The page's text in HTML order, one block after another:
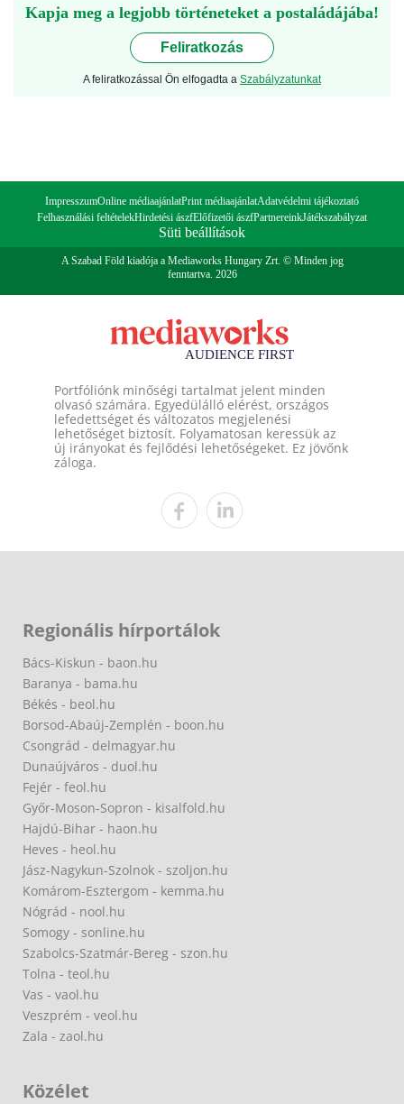
Kapja meg a legjobb történeteket a postaládájába!
Feliratkozás
A feliratkozással Ön elfogadta a Szabályzatunkat
ImpresszumOnline médiaajánlatPrint médiaajánlatAdatvédelmi tájékoztató
Felhasználási feltételekHirdetési ászfElőfizetői ászfPartnereinkJátékszabályzat
Süti beállítások
A Szabad Föld kiadója a Mediaworks Hungary Zrt. © Minden jog
fenntartva. 2026
Portfóliónk minőségi tartalmat jelent minden
olvasó számára. Egyedülálló elérést, országos
lefedettséget és változatos megjelenési
lehetőséget biztosít. Folyamatosan keressük az
új irányokat és fejlődési lehetőségeket. Ez jövőnk
záloga.
Regionális hírportálok
Bács-Kiskun - baon.hu
Baranya - bama.hu
Békés - beol.hu
Borsod-Abaúj-Zemplén - boon.hu
Csongrád - delmagyar.hu
Dunaújváros - duol.hu
Fejér - feol.hu
Győr-Moson-Sopron - kisalfold.hu
Hajdú-Bihar - haon.hu
Heves - heol.hu
Jász-Nagykun-Szolnok - szoljon.hu
Komárom-Esztergom - kemma.hu
Nógrád - nool.hu
Somogy - sonline.hu
Szabolcs-Szatmár-Bereg - szon.hu
Tolna - teol.hu
Vas - vaol.hu
Veszprém - veol.hu
Zala - zaol.hu
Közélet